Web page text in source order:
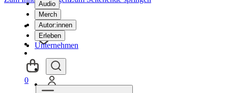
Audio
Merch
Autor:innen
Erleben
Unternehmen
0